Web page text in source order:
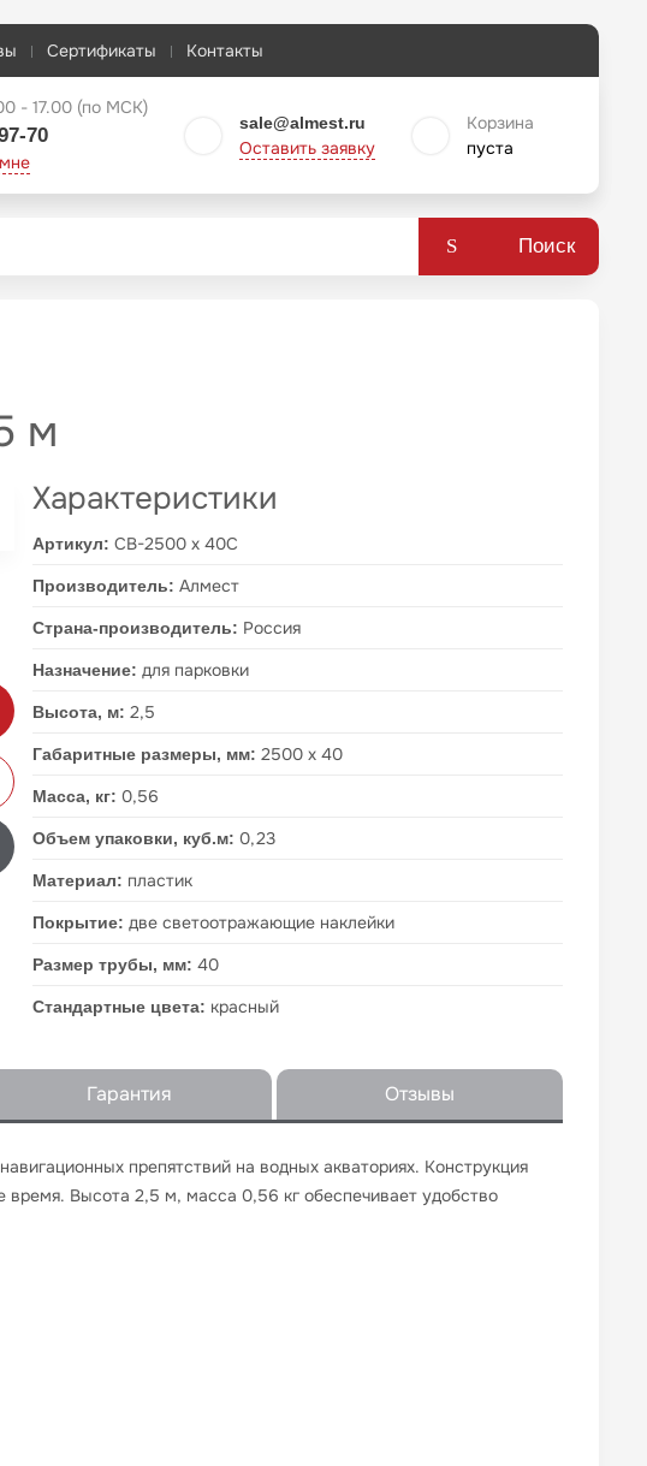
Сертификаты Контакты
- 17.00 (по МСК)
70
sale@almest.ru
Оставить заявку
Корзина
пуста
Поиск
м
Характеристики
Артикул: СВ-2500 х 40С
Производитель: Алмест
Страна-производитель: Россия
Назначение: для парковки
Высота, м: 2,5
Габаритные размеры, мм: 2500 х 40
Масса, кг: 0,56
Объем упаковки, куб.м: 0,23
Материал: пластик
Покрытие: две светоотражающие наклейки
Размер трубы, мм: 40
Стандартные цвета: красный
Гарантия Отзывы
препятствий на водных акваториях. Конструкция
Высота 2,5 м, масса 0,56 кг обеспечивает удобство